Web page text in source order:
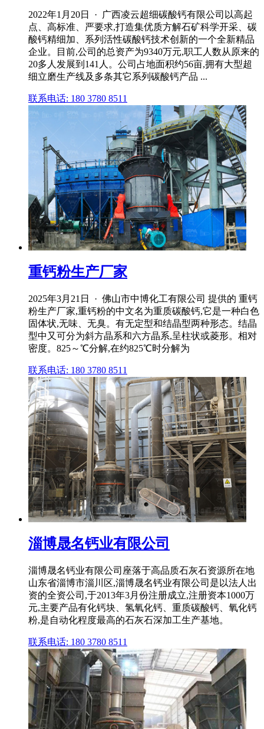
2022年1月20日 · 广西凌云超细碳酸钙有限公司以高起
点、高标准、严要求,打造集优质方解石矿科学开采、碳
酸钙精细加、系列活性碳酸钙技术创新的一个全新精品
企业。目前,公司的总资产为9340万元,职工人数从原来的
20多人发展到141人。公司占地面积约56亩,拥有大型超
细立磨生产线及多条其它系列碳酸钙产品 ...
联系电话: 180 3780 8511
重钙粉生产厂家
2025年3月21日 · 佛山市中博化工有限公司 提供的 重钙
粉生产厂家,重钙粉的中文名为重质碳酸钙,它是一种白色
固体状,无味、无臭。有无定型和结晶型两种形态。结晶
型中又可分为斜方晶系和六方晶系,呈柱状或菱形。相对
密度。825～℃分解,在约825℃时分解为
联系电话: 180 3780 8511
淄博晟名钙业有限公司
淄博晟名钙业有限公司座落于高品质石灰石资源所在地
山东省淄博市淄川区,淄博晟名钙业有限公司是以法人出
资的全资公司,于2013年3月份注册成立,注册资本1000万
元,主要产品有化钙块、氢氧化钙、重质碳酸钙、氧化钙
粉,是自动化程度最高的石灰石深加工生产基地。
联系电话: 180 3780 8511